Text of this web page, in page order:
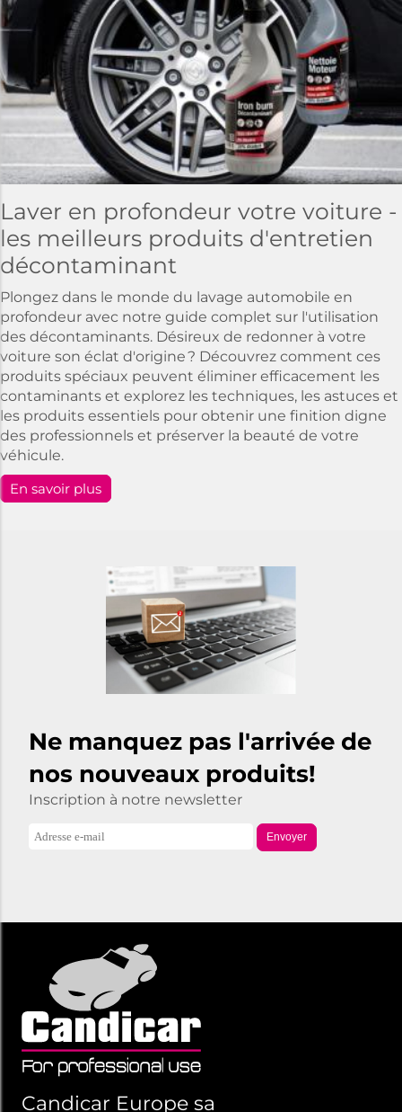
Laver en profondeur votre voiture -
les meilleurs produits d'entretien
décontaminant
Plongez dans le monde du lavage automobile en
profondeur avec notre guide complet sur l'utilisation
des décontaminants. Désireux de redonner à votre
voiture son éclat d'origine ? Découvrez comment ces
produits spéciaux peuvent éliminer efficacement les
contaminants et explorez les techniques, les astuces et
les produits essentiels pour obtenir une finition digne
des professionnels et préserver la beauté de votre
véhicule.
En savoir plus
Ne manquez pas l'arrivée de
nos nouveaux produits!
Inscription à notre newsletter
Envoyer
Candicar Europe sa